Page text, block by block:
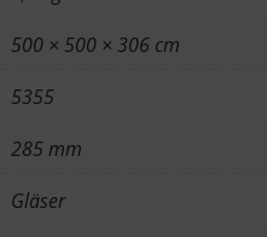
500 × 500 × 306 cm
5355
285 mm
Gläser